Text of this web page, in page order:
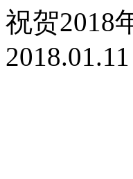
祝贺2018
2018.01.11